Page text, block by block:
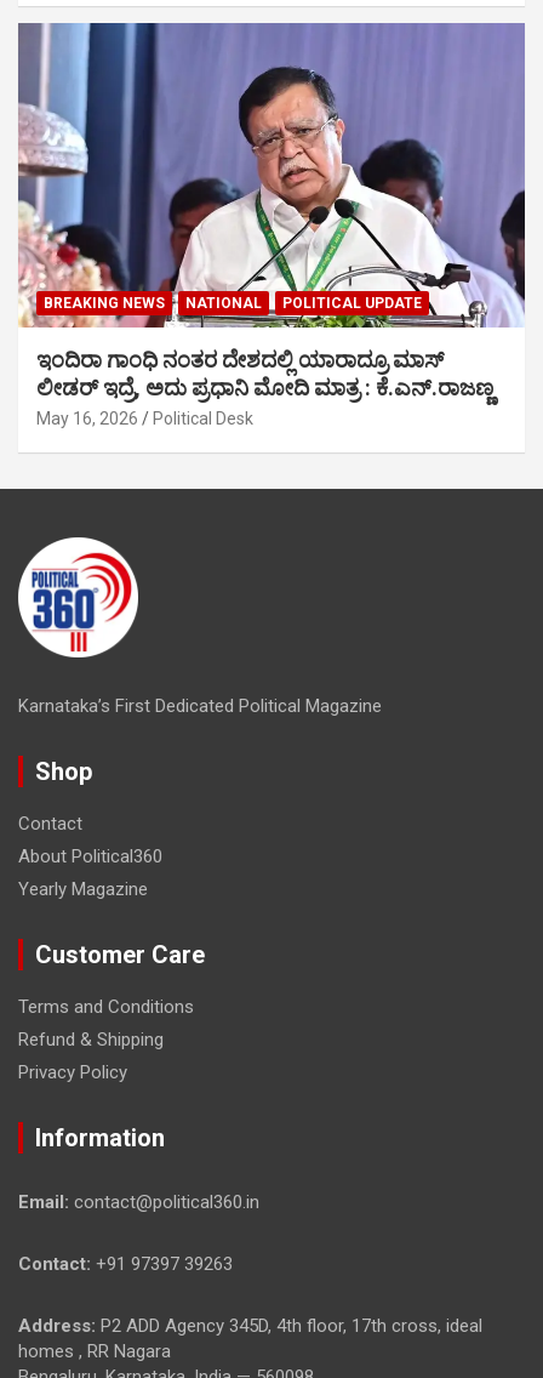
BREAKING NEWS NATIONAL POLITICAL UPDATE
ಇಂದಿರಾ ಗಾಂಧಿ ನಂತರ ದೇಶದಲ್ಲಿ ಯಾರಾದ್ರೂ ಮಾಸ್
ಲೀಡರ್ ಇದ್ರೆ, ಅದು ಪ್ರಧಾನಿ ಮೋದಿ ಮಾತ್ರ : ಕೆ.ಎನ್.ರಾಜಣ್ಣ
May 16, 2026 Political Desk
Karnataka’s First Dedicated Political Magazine
Shop
Contact
About Political360
Yearly Magazine
Customer Care
Terms and Conditions
Refund & Shipping
Privacy Policy
Information
Email: contact@political360.in
Contact: +91 97397 39263
Address: P2 ADD Agency 345D, 4th floor, 17th cross, ideal
homes , RR Nagara